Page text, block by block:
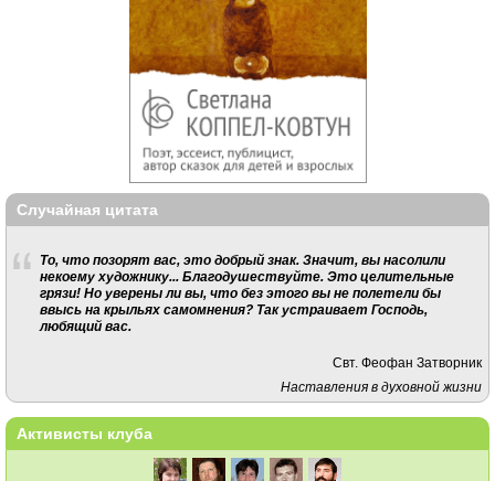
Случайная цитата
То, что позорят вас, это добрый знак. Значит, вы насолили
некоему художнику... Благодушествуйте. Это целительные
грязи! Но уверены ли вы, что без этого вы не полетели бы
ввысь на крыльях самомнения? Так устраивает Господь,
любящий вас.
Свт. Феофан Затворник
Наставления в духовной жизни
Активисты клуба